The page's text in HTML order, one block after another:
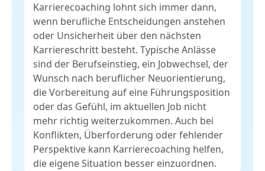
Karrierecoaching lohnt sich immer dann,
wenn berufliche Entscheidungen anstehen
oder Unsicherheit über den nächsten
Karriereschritt besteht. Typische Anlässe
sind der Berufseinstieg, ein Jobwechsel, der
Wunsch nach beruflicher Neuorientierung,
die Vorbereitung auf eine Führungsposition
oder das Gefühl, im aktuellen Job nicht
mehr richtig weiterzukommen. Auch bei
Konflikten, Überforderung oder fehlender
Perspektive kann Karrierecoaching helfen,
die eigene Situation besser einzuordnen.